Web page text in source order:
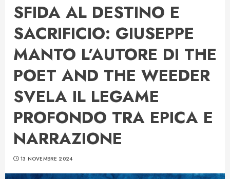
SFIDA AL DESTINO E
SACRIFICIO: GIUSEPPE
MANTO L’AUTORE DI THE
POET AND THE WEEDER
SVELA IL LEGAME
PROFONDO TRA EPICA E
NARRAZIONE
13 NOVEMBRE 2024